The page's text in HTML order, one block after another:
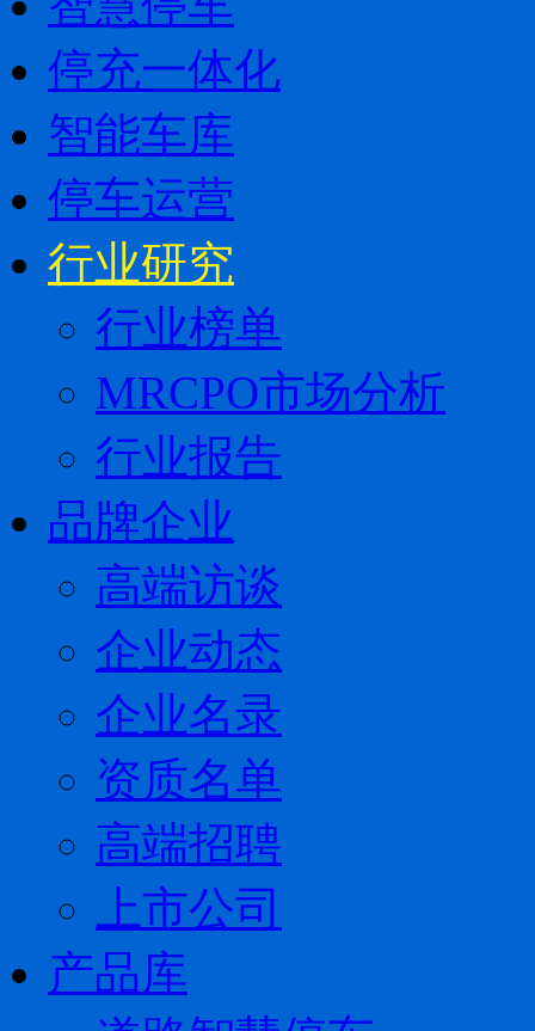
停充一体化
智能车库
停车运营
行业研究
行业榜单
MRCPO市场分析
行业报告
品牌企业
高端访谈
企业动态
企业名录
资质名单
高端招聘
上市公司
产品库